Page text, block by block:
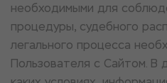
необходимыми для
процедуры, судебного
легального процесса
Пользователя с Сайтом. В